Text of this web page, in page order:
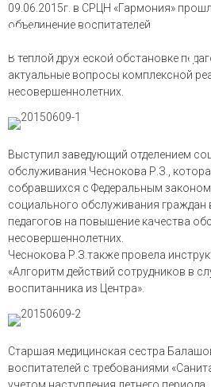
СРЦН
09.06.2015г. в СРЦН «Гармония»
объединение воспитателей.
В теплой дружеской обстановке
актуальные вопросы комплексной
несовершеннолетних.
Выступил заведующий отделением
обслуживания Чеснокова Р.З.,
собравшихся с Федеральным
социального обслуживания граждан
педагогов на повышение качества
несовершеннолетних.
Чеснокова Р.З.также провела
«Алгоритм действий сотрудников в
воспитанника из Центра».
Старшая медицинская сестра
воспитателей с требованиями